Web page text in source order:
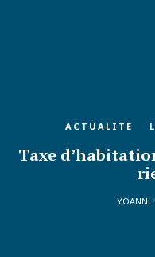
ACTUALITE
Taxe
YOANN